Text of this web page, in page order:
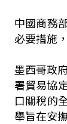
中國商務
必要措施
墨西哥政
署貿易協
口關稅的
舉旨在安